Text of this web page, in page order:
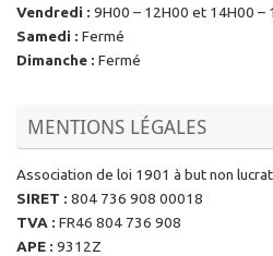
Vendredi : 9H00 – 12H00 et 14H00 –
Samedi : Fermé
Dimanche : Fermé
MENTIONS LÉGALES
Association de loi 1901 à but non
SIRET : 804 736 908 00018
TVA : FR46 804 736 908
APE : 9312Z